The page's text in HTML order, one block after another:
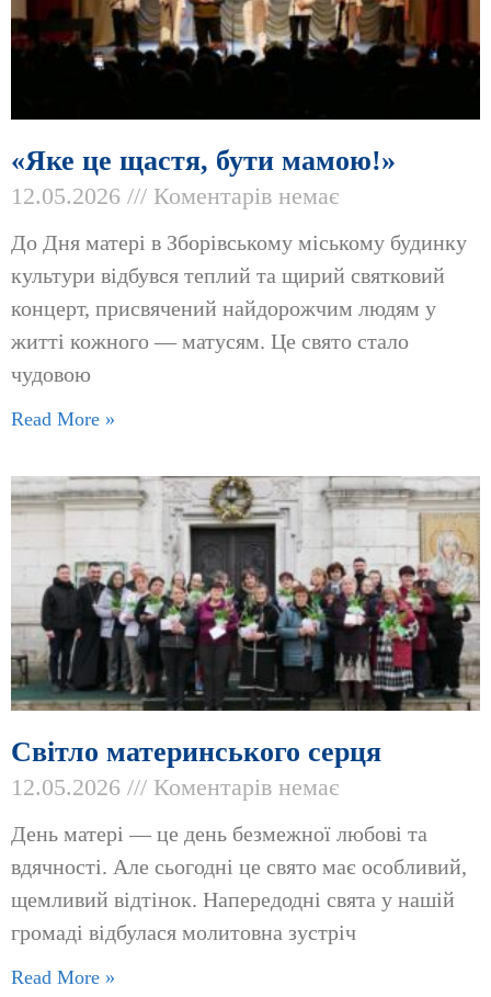
«Яке це щастя, бути мамою!»
12.05.2026 Коментарів немає
До Дня матері в Зборівському міському будинку
культури відбувся теплий та щирий святковий
концерт, присвячений найдорожчим людям у
житті кожного — матусям. Це свято стало
чудовою
Read More »
Світло материнського серця
12.05.2026 Коментарів немає
День матері — це день безмежної любові та
вдячності. Але сьогодні це свято має особливий,
щемливий відтінок. ​Напередодні свята у нашій
громаді відбулася молитовна зустріч
Read More »